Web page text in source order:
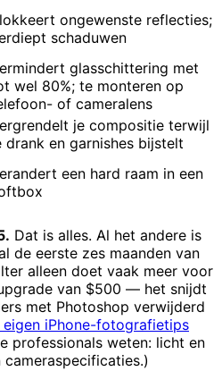
ongewenste reflecties;
schaduwen
glasschittering met
wel 80%; te monteren op
of cameralens
je compositie terwijl
drank en garnishes bijstelt
een hard raam in een
Dat is alles. Al het andere is
de eerste zes maanden van
alleen doet vaak meer voor
van $500 — het snijdt
met Photoshop verwijderd
iPhone-fotografietips
professionals weten: licht en